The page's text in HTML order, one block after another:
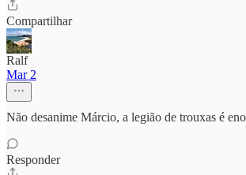
Compartilhar
Ralf
Mar 2
Não desanime Márcio, a legião de trouxas é
Responder